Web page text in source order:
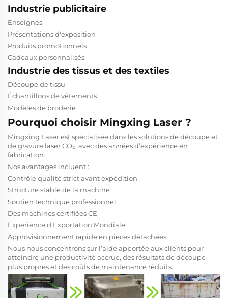
Industrie publicitaire
Enseignes
Présentations d'exposition
Produits promotionnels
Cadeaux personnalisés
Industrie des tissus et des textiles
Découpe de tissu
Échantillons de vêtements
Modèles de broderie
Pourquoi choisir Mingxing Laser ?
Mingxing Laser est spécialisée dans les solutions de découpe et
de gravure laser CO₂, avec des années d’expérience en
fabrication.
Nos avantages incluent :
Contrôle qualité strict avant expédition
Structure stable de la machine
Soutien technique professionnel
Des machines certifiées CE
Expérience d'Exportation Mondiale
Approvisionnement rapide en pièces détachées
Nous nous concentrons sur l’aide apportée aux clients pour
atteindre une productivité accrue, des résultats de découpe
plus propres et des coûts de maintenance réduits.